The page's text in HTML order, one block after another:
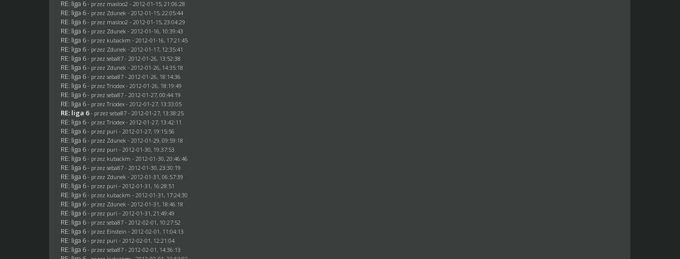
RE: liga 6 - przez masloo2 - 2012-01-15, 21:06:28
RE: liga 6 - przez Zdunek - 2012-01-15, 22:05:44
RE: liga 6 - przez masloo2 - 2012-01-15, 23:04:29
RE: liga 6 - przez Zdunek - 2012-01-16, 10:39:43
RE: liga 6 - przez kubackm - 2012-01-16, 17:21:45
RE: liga 6 - przez Zdunek - 2012-01-17, 12:35:41
RE: liga 6 - przezseba87 - 2012-01-26, 13:52:38
RE: liga 6 - przez Zdunek - 2012-01-26, 14:35:18
RE: liga 6 - przezseba87 - 2012-01-26, 18:14:36
RE: liga 6 - przezTriodex - 2012-01-26, 18:19:49
RE: liga 6 - przezseba87 - 2012-01-27, 00:44:19
RE: liga 6 - przezTriodex - 2012-01-27, 13:33:05
RE: liga 6 - przezseba87 - 2012-01-27, 13:38:25
RE: liga 6 - przezTriodex - 2012-01-27, 13:42:11
RE: liga 6 - przez puri - 2012-01-27, 19:15:56
RE: liga 6 - przez Zdunek - 2012-01-29, 09:59:18
RE: liga 6 - przez puri - 2012-01-30, 19:37:53
RE: liga 6 - przez kubackm - 2012-01-30, 20:46:46
RE: liga 6 - przezseba87 - 2012-01-30, 23:30:19
RE: liga 6 - przez Zdunek - 2012-01-31, 06:57:39
RE: liga 6 - przez puri - 2012-01-31, 16:28:51
RE: liga 6 - przez kubackm - 2012-01-31, 17:24:30
RE: liga 6 - przez Zdunek - 2012-01-31, 18:46:18
RE: liga 6 - przez puri - 2012-01-31, 21:49:49
RE: liga 6 - przezseba87 - 2012-02-01, 10:27:52
RE: liga 6 - przez Einstein - 2012-02-01, 11:04:13
RE: liga 6 - przez puri - 2012-02-01, 12:21:04
RE: liga 6 - przezseba87 - 2012-02-01, 14:36:13